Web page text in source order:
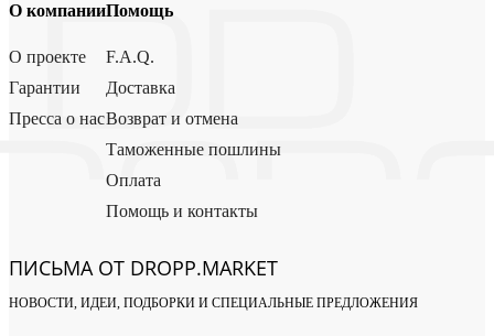
О компании
О проекте
Гарантии
Пресса о нас
Помощь
F.A.Q.
Доставка
Возврат и отмена
Таможенные пошлины
Оплата
Помощь и контакты
ПИСЬМА ОТ DROPP.MARKET
НОВОСТИ, ИДЕИ, ПОДБОРКИ И СПЕЦИАЛЬНЫЕ ПРЕДЛОЖЕНИЯ